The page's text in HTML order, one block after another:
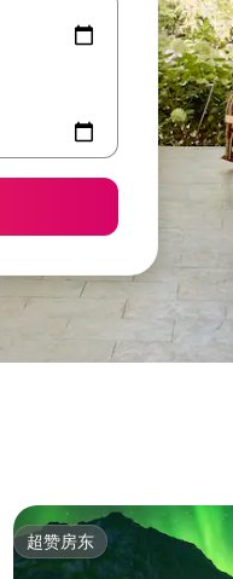
超赞房东
超赞房东